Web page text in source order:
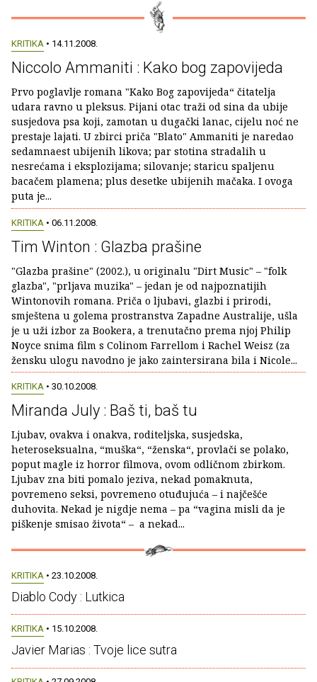
KRITIKA • 14.11.2008.
Niccolo Ammaniti : Kako bog zapovijeda
Prvo poglavlje romana "Kako Bog zapovijeda“ čitatelja
udara ravno u pleksus. Pijani otac traži od sina da ubije
susjedova psa koji, zamotan u dugački lanac, cijelu noć ne
prestaje lajati. U zbirci priča "Blato" Ammaniti je naredao
sedamnaest ubijenih likova; par stotina stradalih u
nesrećama i eksplozijama; silovanje; staricu spaljenu
bacačem plamena; plus desetke ubijenih mačaka. I ovoga
puta je...
KRITIKA • 06.11.2008.
Tim Winton : Glazba prašine
"Glazba prašine" (2002.), u originalu "Dirt Music" – "folk
glazba", "prljava muzika" – jedan je od najpoznatijih
Wintonovih romana. Priča o ljubavi, glazbi i prirodi,
smještena u golema prostranstva Zapadne Australije, ušla
je u uži izbor za Bookera, a trenutačno prema njoj Philip
Noyce snima film s Colinom Farrellom i Rachel Weisz (za
žensku ulogu navodno je jako zaintersirana bila i Nicole...
KRITIKA • 30.10.2008.
Miranda July : Baš ti, baš tu
Ljubav, ovakva i onakva, roditeljska, susjedska,
heteroseksualna, “muška“, “ženska“, provlači se polako,
poput magle iz horror filmova, ovom odličnom zbirkom.
Ljubav zna biti pomalo jeziva, nekad pomaknuta,
povremeno seksi, povremeno otuđujuća – i najčešće
duhovita. Nekad je nigdje nema – pa “vagina misli da je
piškenje smisao života“ – a nekad...
KRITIKA • 23.10.2008.
Diablo Cody : Lutkica
KRITIKA • 15.10.2008.
Javier Marias : Tvoje lice sutra